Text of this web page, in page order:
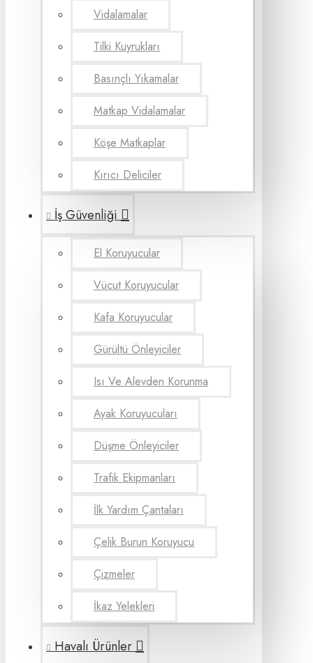
Vidalamalar
Tilki Kuyrukları
Basınçlı Yıkamalar
Matkap Vidalamalar
Köşe Matkaplar
Kırıcı Deliciler
İş Güvenliği
El Koruyucular
Vücut Koruyucular
Kafa Koruyucular
Gürültü Önleyiciler
Isı Ve Alevden Korunma
Ayak Koruyucuları
Düşme Önleyiciler
Trafik Ekipmanları
İlk Yardım Çantaları
Çelik Burun Koruyucu
Çizmeler
İkaz Yelekleri
Havalı Ürünler